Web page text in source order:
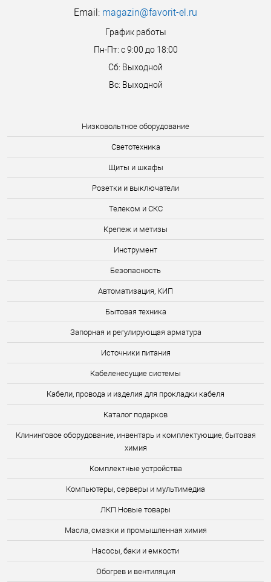
Низковольтное оборудование
Светотехника
Щиты и шкафы
Розетки и выключатели
Телеком и СКС
Крепеж и метизы
Инструмент
Безопасность
Автоматизация, КИП
Бытовая техника
Запорная и регулирующая арматура
Источники питания
Кабеленесущие системы
Кабели, провода и изделия для прокладки кабеля
Каталог подарков
Клининговое оборудование, инвентарь и комплектующие, бытовая
химия
Комплектные устройства
Компьютеры, серверы и мультимедиа
ЛКП Новые товары
Масла, смазки и промышленная химия
Насосы, баки и емкости
Обогрев и вентиляция
Email: magazin@favorit-el.ru
График работы
Пн-Пт: с 9:00 до 18:00
Сб: Выходной
Вс: Выходной